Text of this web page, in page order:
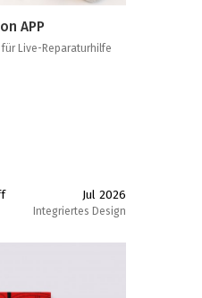
APP
Live-Reparaturhilfe
Jul 2026
Integriertes Design